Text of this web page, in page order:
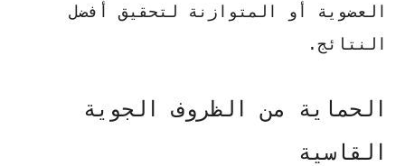
العضوية أو المتوازنة لتحقيق أفضل
النتائج.
الحماية من الظروف الجوية
القاسية